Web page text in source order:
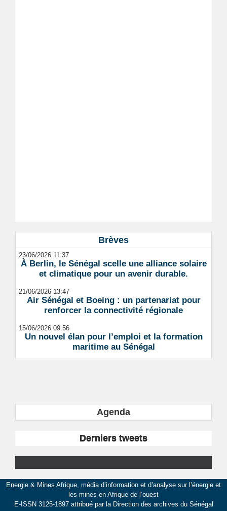
Brèves
23/06/2026 11:37
À Berlin, le Sénégal scelle une alliance solaire
et climatique pour un avenir durable.
21/06/2026 13:47
Air Sénégal et Boeing : un partenariat pour
renforcer la connectivité régionale
15/06/2026 09:56
Un nouvel élan pour l’emploi et la formation
maritime au Sénégal
Agenda
Derniers tweets
Energie & Mines Afrique, média d’information et d’analyse sur l’énergie et
les mines en Afrique de l’ouest
E-ISSN 3125-1897 attribué par la Direction des archives du Sénégal